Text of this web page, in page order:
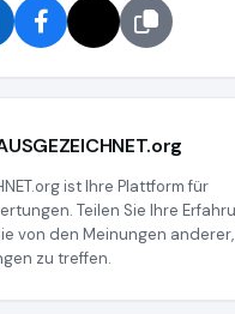
ist Ihre Plattform für
Teilen Sie Ihre
von den Meinungen
zu treffen.